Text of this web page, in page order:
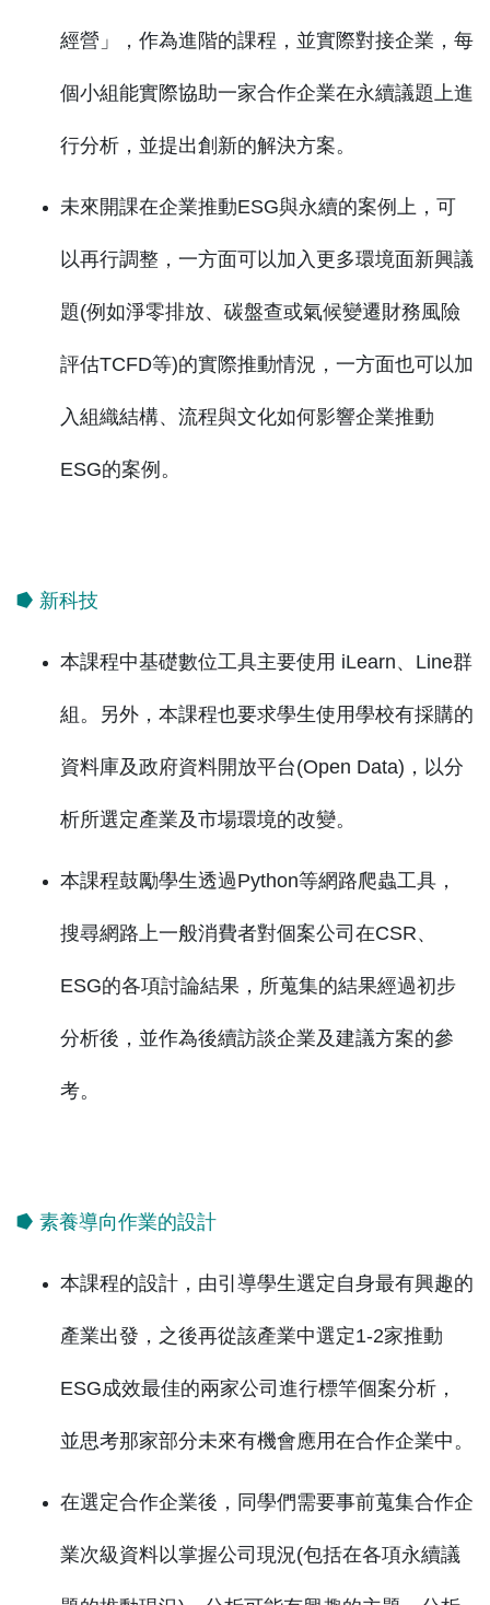
經營」，作為進階的課程，並實際對接企業，每
個小組能實際協助一家合作企業在永續議題上進
行分析，並提出創新的解決方案。
未來開課在企業推動ESG與永續的案例上，可
以再行調整，一方面可以加入更多環境面新興議
題(例如淨零排放、碳盤查或氣候變遷財務風險
評估TCFD等)的實際推動情況，一方面也可以加
入組織結構、流程與文化如何影響企業推動
ESG的案例。
⭓ 新科技
本課程中基礎數位工具主要使用 iLearn、Line群
組。另外，本課程也要求學生使用學校有採購的
資料庫及政府資料開放平台(Open Data)，以分
析所選定產業及市場環境的改變。
本課程鼓勵學生透過Python等網路爬蟲工具，
搜尋網路上一般消費者對個案公司在CSR、
ESG的各項討論結果，所蒐集的結果經過初步
分析後，並作為後續訪談企業及建議方案的參
考。
⭓ 素養導向作業的設計
本課程的設計，由引導學生選定自身最有興趣的
產業出發，之後再從該產業中選定1-2家推動
ESG成效最佳的兩家公司進行標竿個案分析，
並思考那家部分未來有機會應用在合作企業中。
在選定合作企業後，同學們需要事前蒐集合作企
業次級資料以掌握公司現況(包括在各項永續議